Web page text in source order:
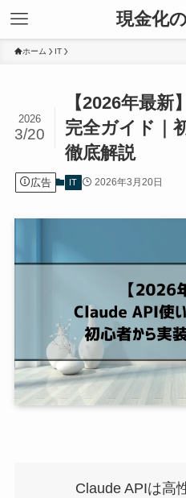
現金化
ホーム IT
【2026年最
完全ガイド｜
徹底解説
2026
3/20
広告 IT 2026年3月20日
Claude APIは高